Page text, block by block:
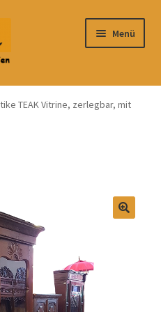
Menü
TEAK Vitrine, zerlegbar, mit